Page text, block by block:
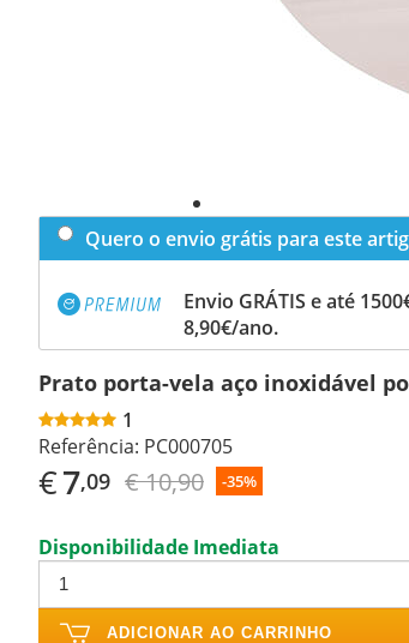
Quero o envio grátis para este
Envio GRÁTIS e até
8,90€/ano.
Prato porta-vela aço inoxidável
1
Referência: PC000705
€7,09 € 10,90 -35%
Disponibilidade Imediata
ADICIONAR AO CARRINHO